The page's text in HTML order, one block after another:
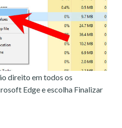
direito em todos os
Edge e escolha Finalizar